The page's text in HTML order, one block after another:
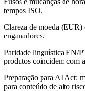
tempos ISO.
Clareza de moeda
enganadores.
Paridade linguística EN/
produtos coincidem com
Preparação para AI Act:
para conteúdo de alto